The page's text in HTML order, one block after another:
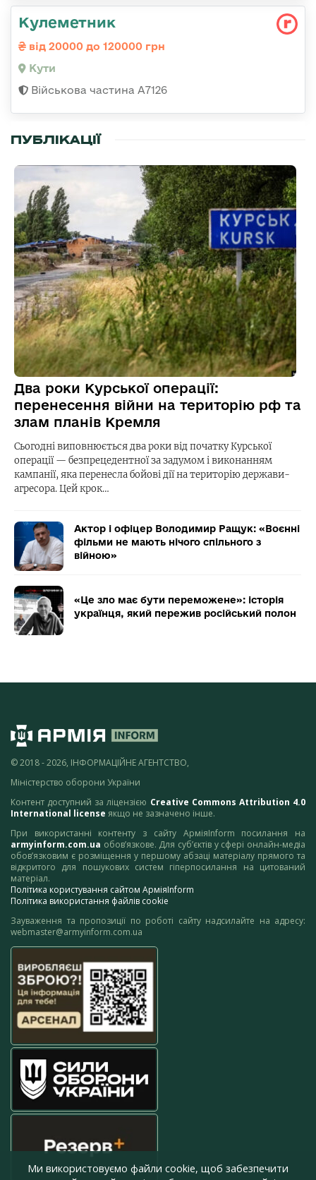
Кулеметник
від 20000 до 120000 грн
Кути
Військова частина А7126
ПУБЛІКАЦІЇ
Два роки Курської операції:
перенесення війни на територію рф та
злам планів Кремля
Сьогодні виповнюється два роки від початку Курської
операції — безпрецедентної за задумом і виконанням
кампанії, яка перенесла бойові дії на територію держави-
агресора. Цей крок…
Актор і офіцер Володимир Ращук: «Воєнні
фільми не мають нічого спільного з
війною»
«Це зло має бути переможене»: історія
українця, який пережив російський полон
© 2018 - 2026, ІНФОРМАЦІЙНЕ АГЕНТСТВО,
Міністерство оборони України
Контент доступний за ліцензією Creative Commons Attribution 4.0
International license якщо не зазначено інше.
При використанні контенту з сайту АрміяInform посилання на
armyinform.com.ua обов’язкове. Для суб’єктів у сфері онлайн-медіа
обов’язковим є розміщення у першому абзаці матеріалу прямого та
відкритого для пошукових систем гіперпосилання на цитований
матеріал.
Політика користування сайтом АрміяInform
Політика використання файлів cookie
Зауваження та пропозиції по роботі сайту надсилайте на адресу:
webmaster@armyinform.com.ua
Ми використовуємо файли cookie, щоб забезпечити